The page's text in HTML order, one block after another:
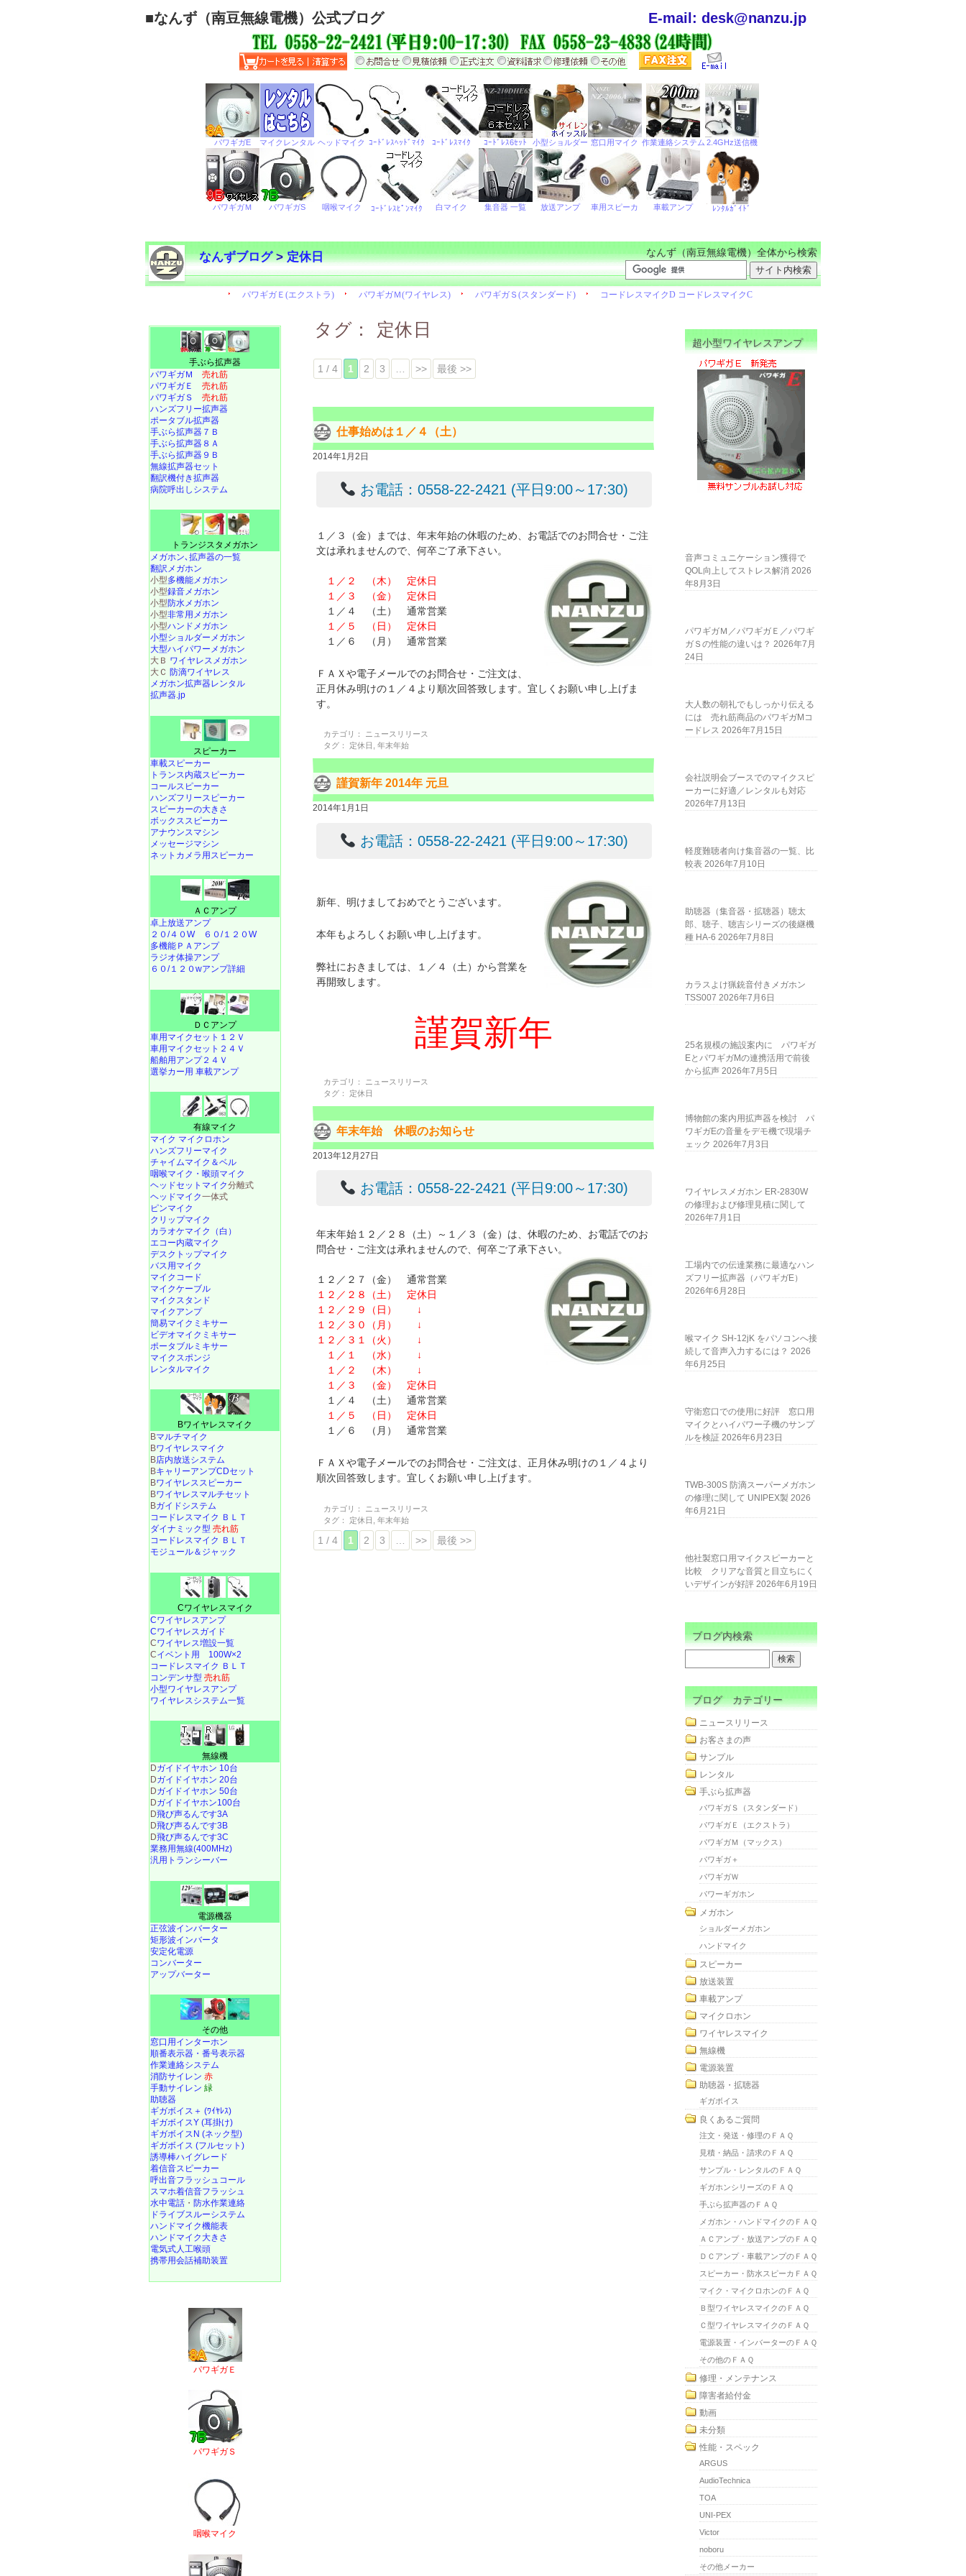
■なんず（南豆無線電機）公式ブログ E-mail: desk@nanzu.jp
なんずブログ>定休日 なんず（南豆無線電機）全体から検索
タグ： 定休日
1 / 4 1 2 3 >> 最後 >>
仕事始めは１／４（土）
2014年1月2日
お電話：0558-22-2421 (平日9:00～17:30)
１／３（金）までは、年末年始の休暇のため、お電話でのお問合せ・ご注
文は承れませんので、何卒ご了承下さい。
１／２ （木） 定休日
１／３ （金） 定休日
１／４ （土） 通常営業
１／５ （日） 定休日
１／６ （月） 通常営業
ＦＡＸや電子メールでのお問合せ・ご注文は、
正月休み明けの１／４より順次回答致します。宜しくお願い申し上げま
す。
カテゴリ：
ニュースリリース
タグ：
定休日 ,年末年始
謹賀新年 2014年 元旦
2014年1月1日
お電話：0558-22-2421 (平日9:00～17:30)
新年、明けましておめでとうございます。
本年もよろしくお願い申し上げます。
弊社におきましては、１／４（土）から営業を
再開致します。
謹賀新年
カテゴリ：
ニュースリリース
タグ：
定休日
年末年始 休暇のお知らせ
2013年12月27日
お電話：0558-22-2421 (平日9:00～17:30)
年末年始１２／２８（土）～１／３（金）は、休暇のため、お電話でのお
問合せ・ご注文は承れませんので、何卒ご了承下さい。
１２／２７（金） 通常営業
１２／２８（土） 定休日
１２／２９（日） ↓
１２／３０（月） ↓
１２／３１（火） ↓
１／１ （水） ↓
１／２ （木） ↓
１／３ （金） 定休日
１／４ （土） 通常営業
１／５ （日） 定休日
１／６ （月） 通常営業
ＦＡＸや電子メールでのお問合せ・ご注文は、正月休み明けの１／４より
順次回答致します。宜しくお願い申し上げます。
カテゴリ：
ニュースリリース
タグ：
定休日 ,年末年始
1 / 4 1 2 3 >> 最後 >>
手ぶら拡声器
パワギガＭ 売れ筋
パワギガＥ 売れ筋
パワギガＳ 売れ筋
ハンズフリー拡声器
ポータブル拡声器
手ぶら拡声器７Ｂ
手ぶら拡声器８Ａ
手ぶら拡声器９Ｂ
無線拡声器セット
翻訳機付き拡声器
病院呼出しシステム
トランジスタメガホン
メガホン､拡声器の一覧
翻訳メガホン
小型多機能メガホン
小型録音メガホン
小型防水メガホン
小型非常用メガホン
小型ハンドメガホン
小型ショルダーメガホン
大型ハイパワーメガホン
大Ｂ ワイヤレスメガホン
大Ｃ 防滴ワイヤレス
メガホン拡声器レンタル
拡声器.jp
スピーカー
車載スピーカー
トランス内蔵スピーカー
コールスピーカー
ハンズフリースピーカー
スピーカーの大きさ
ボックススピーカー
アナウンスマシン
メッセージマシン
ネットカメラ用スピーカー
ＡＣアンプ
卓上放送アンプ
２０/４０W
６０/１２０W
多機能ＰＡアンプ
ラジオ体操アンプ
６０/１２０wアンプ詳細
ＤＣアンプ
車用マイクセット１２Ｖ
車用マイクセット２４Ｖ
船舶用アンプ２４Ｖ
選挙カー用 車載アンプ
有線マイク
マイク マイクロホン
ハンズフリーマイク
チャイムマイク＆ベル
咽喉マイク・喉頭マイク
ヘッドセットマイク分離式
ヘッドマイク一体式
ピンマイク
クリップマイク
カラオケマイク（白）
エコー内蔵マイク
デスクトップマイク
バス用マイク
マイクコード
マイクケーブル
マイクスタンド
マイクアンプ
簡易マイクミキサー
ビデオマイクミキサー
ポータブルミキサー
マイクスポンジ
レンタルマイク
Bワイヤレスマイク
Bマルチマイク
Bワイヤレスマイク
B店内放送システム
BキャリーアンプCDセット
Bワイヤレススピーカー
Bワイヤレスマルチセット
Bガイドシステム
コードレスマイク ＢＬＴ
ダイナミック型 売れ筋
コードレスマイク ＢＬＴ
モジュール＆ジャック
Cワイヤレスマイク
Cワイヤレスアンプ
Cワイヤレスガイド
Cワイヤレス増設一覧
Cイベント用 100W×2
コードレスマイク ＢＬＴ
コンデンサ型 売れ筋
小型ワイヤレスアンプ
ワイヤレスシステム一覧
無線機
Dガイドイヤホン 10台
Dガイドイヤホン 20台
Dガイドイヤホン 50台
Dガイドイヤホン100台
D飛び声るんです3A
D飛び声るんです3B
D飛び声るんです3C
業務用無線(400MHz)
汎用トランシーバー
電源機器
正弦波インバーター
矩形波インバータ
安定化電源
コンバーター
アップバーター
その他
窓口用インターホン
順番表示器・番号表示器
作業連絡システム
消防サイレン 赤
手動サイレン 緑
助聴器
ギガボイス＋ (ﾜｲﾔﾚｽ)
ギガボイスY (耳掛け)
ギガボイスN (ネック型)
ギガボイス (フルセット)
誘導棒ハイグレード
着信音スピーカー
呼出音フラッシュコール
スマホ着信音フラッシュ
水中電話 ・ 防水作業連絡
ドライブスルーシステム
ハンドマイク機能表
ハンドマイク大きさ
電気式人工喉頭
携帯用会話補助装置
パワギガＥ
パワギガＳ
咽喉マイク
超小型ワイヤレスアンプ
音声コミュニケーション獲得で
QOL向上してストレス解消 2026
年8月3日
パワギガＭ／パワギガＥ／パワギ
ガＳの性能の違いは？ 2026年7月
24日
大人数の朝礼でもしっかり伝える
には 売れ筋商品のパワギガMコ
ードレス 2026年7月15日
会社説明会ブースでのマイクスピ
ーカーに好適／レンタルも対応
2026年7月13日
軽度難聴者向け集音器の一覧、比
較表 2026年7月10日
助聴器（集音器・拡聴器）聴太
郎、聴子、聴吉シリーズの後継機
種 HA-6 2026年7月8日
カラスよけ猟銃音付きメガホン
TSS007 2026年7月6日
25名規模の施設案内に パワギガ
EとパワギガMの連携活用で前後
から拡声 2026年7月5日
博物館の案内用拡声器を検討 パ
ワギガEの音量をデモ機で現場チ
ェック 2026年7月3日
ワイヤレスメガホン ER-2830W
の修理および修理見積に関して
2026年7月1日
工場内での伝達業務に最適なハン
ズフリー拡声器（パワギガE）
2026年6月28日
喉マイク SH-12jK をパソコンへ接
続して音声入力するには？ 2026
年6月25日
守衛窓口での使用に好評 窓口用
マイクとハイパワー子機のサンプ
ルを検証 2026年6月23日
TWB-300S 防滴スーパーメガホン
の修理に関して UNIPEX製 2026
年6月21日
他社製窓口用マイクスピーカーと
比較 クリアな音質と目立ちにく
いデザインが好評 2026年6月19日
ブログ内検索
ブログ カテゴリー
ニュースリリース
お客さまの声
サンプル
レンタル
手ぶら拡声器
パワギガＳ（スタンダード）
パワギガＥ（エクストラ）
パワギガＭ（マックス）
パワギガ＋
パワギガＷ
パワーギガホン
メガホン
ショルダーメガホン
ハンドマイク
スピーカー
放送装置
車載アンプ
マイクロホン
ワイヤレスマイク
無線機
電源装置
助聴器・拡聴器
ギガボイス
良くあるご質問
注文・発送・修理のＦＡＱ
見積・納品・請求のＦＡＱ
サンプル・レンタルのＦＡＱ
ギガホンシリーズのＦＡＱ
手ぶら拡声器のＦＡＱ
メガホン・ハンドマイクのＦＡＱ
ＡＣアンプ・放送アンプのＦＡＱ
ＤＣアンプ・車載アンプのＦＡＱ
スピーカー・防水スピーカＦＡＱ
マイク・マイクロホンのＦＡＱ
Ｂ型ワイヤレスマイクのＦＡＱ
Ｃ型ワイヤレスマイクのＦＡＱ
電源装置・インバーターのＦＡＱ
その他のＦＡＱ
修理・メンテナンス
障害者給付金
動画
未分類
性能・スペック
ARGUS
AudioTechnica
TOA
UNI-PEX
Victor
noboru
その他メーカー